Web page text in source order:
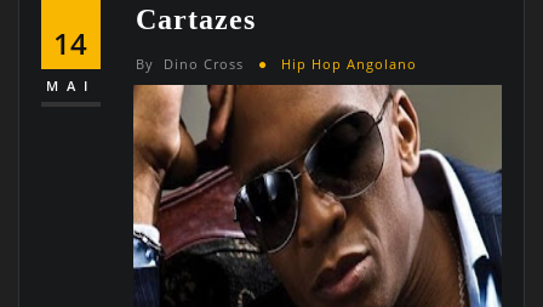
14
MAI
Cartazes
By Dino Cross Hip Hop Angolano